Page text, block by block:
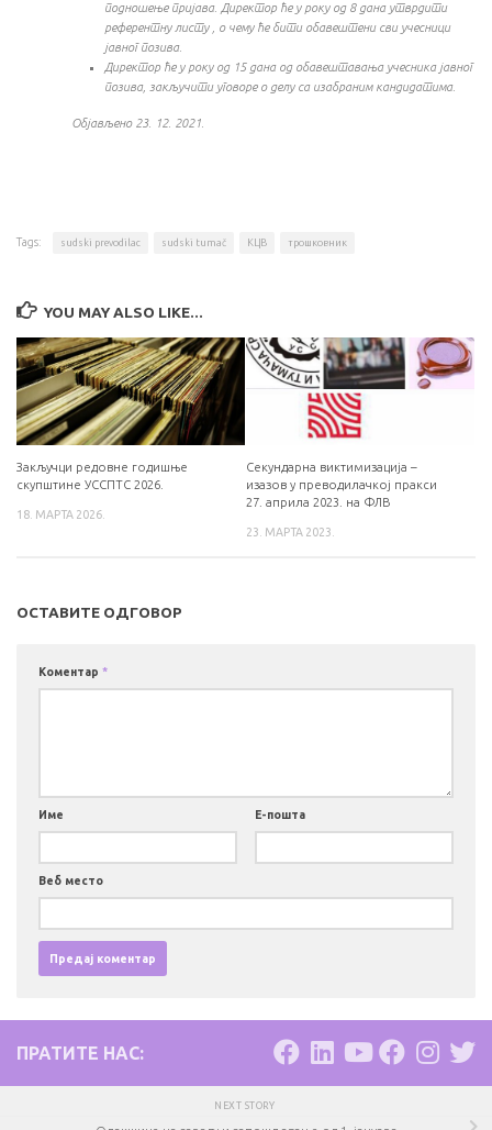
подношење пријава. Директор ће у року од 8 дана утврдити
референтну листу , о чему ће бити обавештени сви учесници
јавног позива.
Директор ће у року од 15 дана од обавештавања учесника јавног
позива, закључити уговоре о делу са изабраним кандидатима.
Објављено 23. 12. 2021.
Tags: sudski prevodilac sudski tumač КЦВ трошковник
YOU MAY ALSO LIKE...
Закључци редовне годишње
скупштине УССПТС 2026.
18. МАРТА 2026.
Секундарна виктимизација –
изазов у преводилачкој пракси
27. априла 2023. на ФЛВ
23. МАРТА 2023.
ОСТАВИТЕ ОДГОВОР
Коментар *
Име Е-пошта
Веб место
ПРАТИТЕ НАС:
NEXT STORY